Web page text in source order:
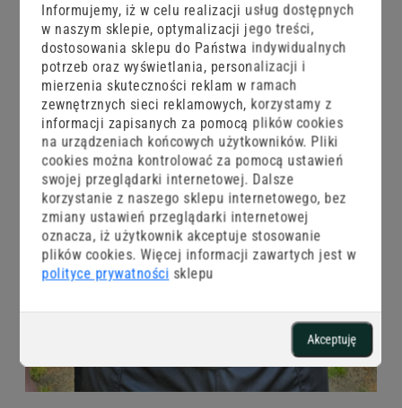
Informujemy, iż w celu realizacji usług dostępnych
w naszym sklepie, optymalizacji jego treści,
dostosowania sklepu do Państwa indywidualnych
potrzeb oraz wyświetlania, personalizacji i
mierzenia skuteczności reklam w ramach
zewnętrznych sieci reklamowych, korzystamy z
informacji zapisanych za pomocą plików cookies
na urządzeniach końcowych użytkowników. Pliki
cookies można kontrolować za pomocą ustawień
swojej przeglądarki internetowej. Dalsze
korzystanie z naszego sklepu internetowego, bez
zmiany ustawień przeglądarki internetowej
oznacza, iż użytkownik akceptuje stosowanie
plików cookies. Więcej informacji zawartych jest w
polityce prywatności sklepu
Akceptuję